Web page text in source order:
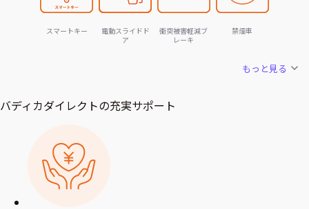
スマートキー
電動スライドド
ア
衝突被害軽減ブ
レーキ
禁煙車
もっと見る
バディカダイレクトの充実サポート